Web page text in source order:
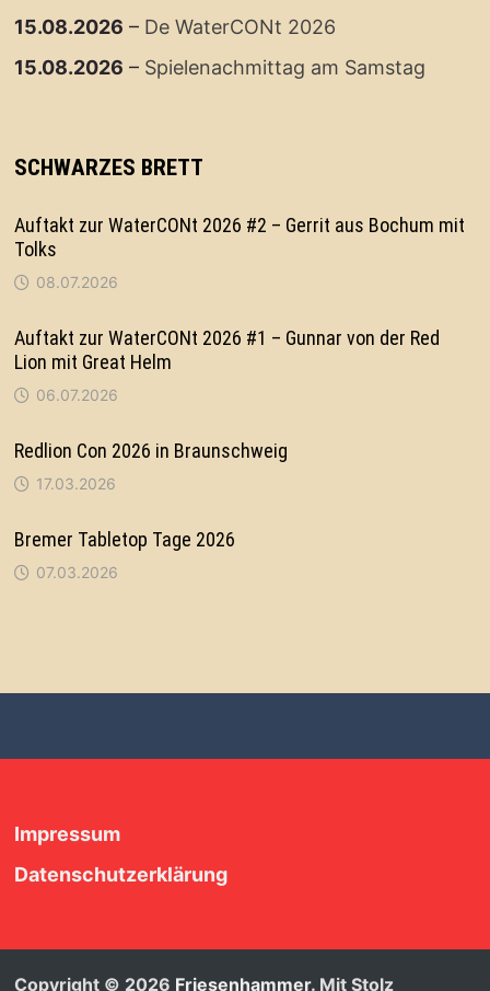
15.08.2026 – De WaterCONt 2026
15.08.2026 – Spielenachmittag am Samstag
SCHWARZES BRETT
Auftakt zur WaterCONt 2026 #2 – Gerrit aus Bochum mit
Tolks
08.07.2026
Auftakt zur WaterCONt 2026 #1 – Gunnar von der Red
Lion mit Great Helm
06.07.2026
Redlion Con 2026 in Braunschweig
17.03.2026
Bremer Tabletop Tage 2026
07.03.2026
Impressum
Datenschutzerklärung
Copyright © 2026 Friesenhammer. Mit Stolz